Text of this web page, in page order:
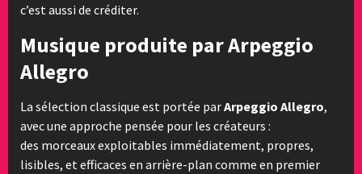
c’est aussi de créditer.
Musique produite par Arpeggio
Allegro
La sélection classique est portée parArpeggio Allegro,
avec une approche pensée pour les créateurs :
des morceaux exploitables immédiatement, propres,
lisibles, et efficaces en arrière-plan comme en premier